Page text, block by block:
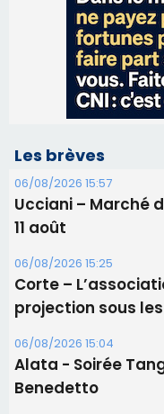
Les brèves
06/08/2026 15:57
Ucciani – Marché
11 août
06/08/2026 15:25
Corte –
projection sous
06/08/2026 15:04
Alata - Soirée
Benedetto